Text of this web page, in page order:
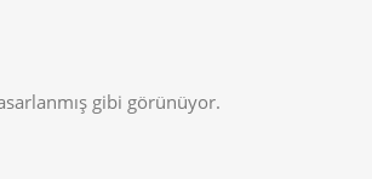
gibi görünüyor.